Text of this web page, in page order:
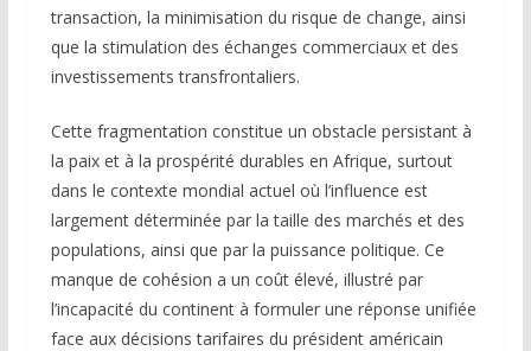
transaction, la minimisation du risque de change, ainsi
que la stimulation des échanges commerciaux et des
investissements transfrontaliers.
Cette fragmentation constitue un obstacle persistant à
la paix et à la prospérité durables en Afrique, surtout
dans le contexte mondial actuel où l’influence est
largement déterminée par la taille des marchés et des
populations, ainsi que par la puissance politique. Ce
manque de cohésion a un coût élevé, illustré par
l’incapacité du continent à formuler une réponse unifiée
face aux décisions tarifaires du président américain